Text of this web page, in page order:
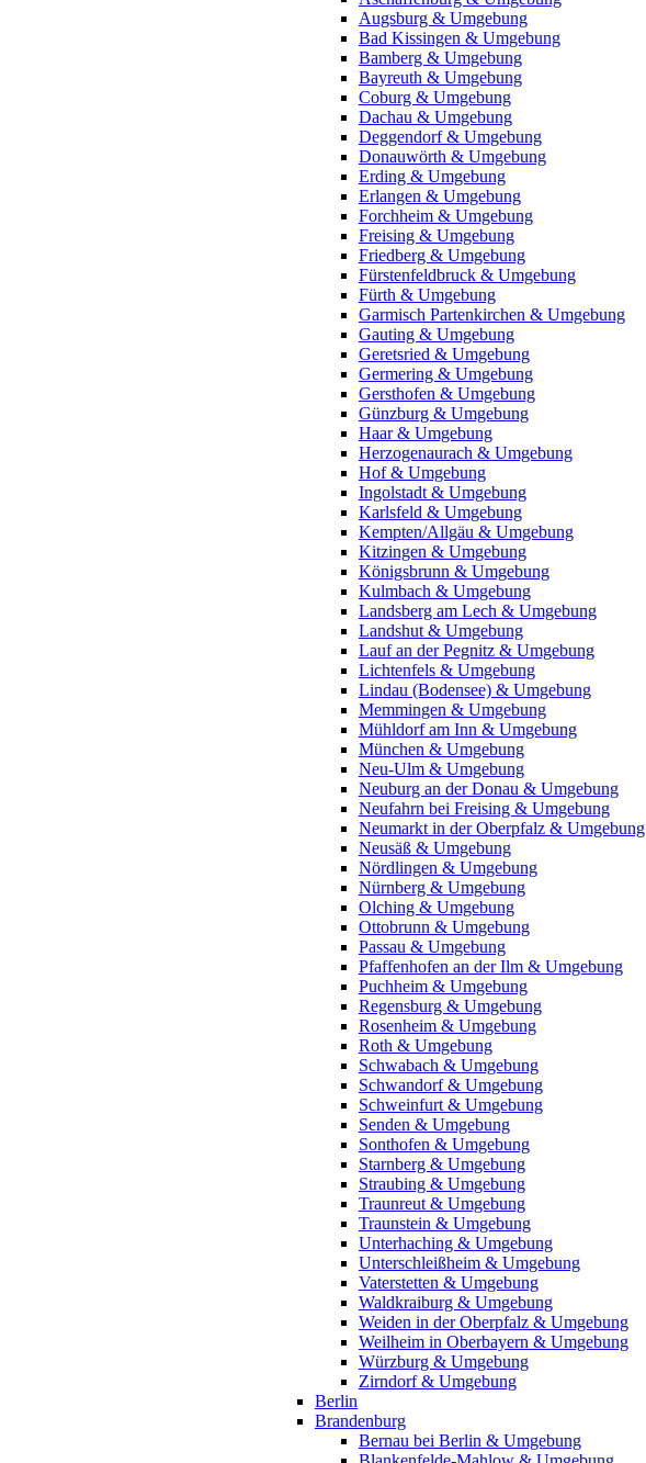
Augsburg & Umgebung
Bad Kissingen & Umgebung
Bamberg & Umgebung
Bayreuth & Umgebung
Coburg & Umgebung
Dachau & Umgebung
Deggendorf & Umgebung
Donauwörth & Umgebung
Erding & Umgebung
Erlangen & Umgebung
Forchheim & Umgebung
Freising & Umgebung
Friedberg & Umgebung
Fürstenfeldbruck & Umgebung
Fürth & Umgebung
Garmisch Partenkirchen & Umgebung
Gauting & Umgebung
Geretsried & Umgebung
Germering & Umgebung
Gersthofen & Umgebung
Günzburg & Umgebung
Haar & Umgebung
Herzogenaurach & Umgebung
Hof & Umgebung
Ingolstadt & Umgebung
Karlsfeld & Umgebung
Kempten/Allgäu & Umgebung
Kitzingen & Umgebung
Königsbrunn & Umgebung
Kulmbach & Umgebung
Landsberg am Lech & Umgebung
Landshut & Umgebung
Lauf an der Pegnitz & Umgebung
Lichtenfels & Umgebung
Lindau (Bodensee) & Umgebung
Memmingen & Umgebung
Mühldorf am Inn & Umgebung
München & Umgebung
Neu-Ulm & Umgebung
Neuburg an der Donau & Umgebung
Neufahrn bei Freising & Umgebung
Neumarkt in der Oberpfalz & Umgebung
Neusäß & Umgebung
Nördlingen & Umgebung
Nürnberg & Umgebung
Olching & Umgebung
Ottobrunn & Umgebung
Passau & Umgebung
Pfaffenhofen an der Ilm & Umgebung
Puchheim & Umgebung
Regensburg & Umgebung
Rosenheim & Umgebung
Roth & Umgebung
Schwabach & Umgebung
Schwandorf & Umgebung
Schweinfurt & Umgebung
Senden & Umgebung
Sonthofen & Umgebung
Starnberg & Umgebung
Straubing & Umgebung
Traunreut & Umgebung
Traunstein & Umgebung
Unterhaching & Umgebung
Unterschleißheim & Umgebung
Vaterstetten & Umgebung
Waldkraiburg & Umgebung
Weiden in der Oberpfalz & Umgebung
Weilheim in Oberbayern & Umgebung
Würzburg & Umgebung
Zirndorf & Umgebung
Berlin
Brandenburg
Bernau bei Berlin & Umgebung